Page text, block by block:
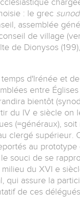
: le grec
assemblée
de village
de Dionysos
temps d'Irénée et
entre
bientôt
du IV e siècle on
(=généraux),
clergé
au
souci de se
du XVI e
qui assure la
de ces